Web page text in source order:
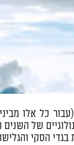
כל אלו
של
הסקי